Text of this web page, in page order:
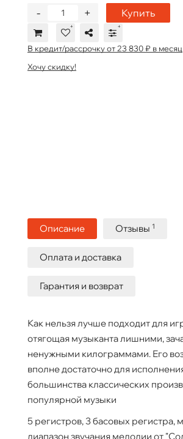
+
- Купить
В кредит/рассрочку от 23 830 ₽ в месяц
Хочу скидку!
Описание Отзывы 1
Оплата и доставка
Гарантия и возврат
Как нельзя лучше подходит для
отягощая музыканта лишними,
ненужными килограммами. Его
вполне достаточно для
большинства классических
популярной музыки
5 регистров, 3 басовых регистра,
диапазон звучания мелодии от